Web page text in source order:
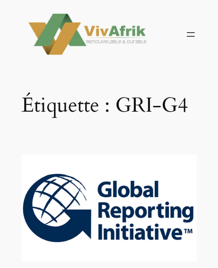
contenu
Étiquette : GRI-G4